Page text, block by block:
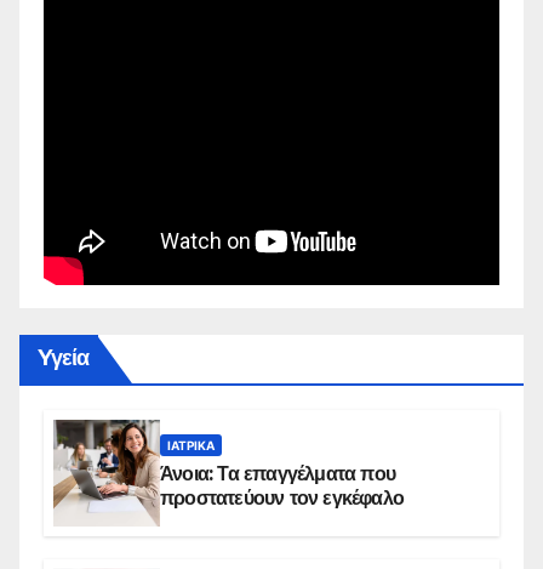
Yγεία
ΙΑΤΡΙΚΆ
Άνοια: Τα επαγγέλματα που
προστατεύουν τον εγκέφαλο